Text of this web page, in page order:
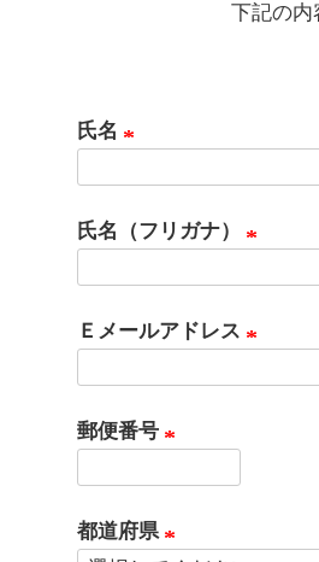
下記の内
氏名
須
氏名（フリガナ）
須
Ｅメールアドレス
郵便番号
須
都道府県